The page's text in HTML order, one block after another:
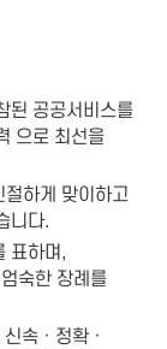
된 공공서비스를
으로 최선을
절하게 맞이하고
니다.
표하며,
숙한 장례를
속 · 정확 ·